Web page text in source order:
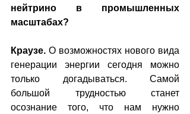
нейтрино в промышленных
масштабах?
Краузе. О возможностях нового вида
генерации энергии сегодня можно
только догадываться. Самой
большой трудностью станет
осознание того, что нам нужно